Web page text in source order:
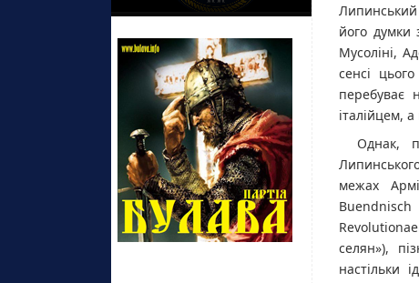
його думки
Мусоліні,
сенсі
перебуває
італійцем,
Однак,
межах
Buendnisch
селян»),
настільки